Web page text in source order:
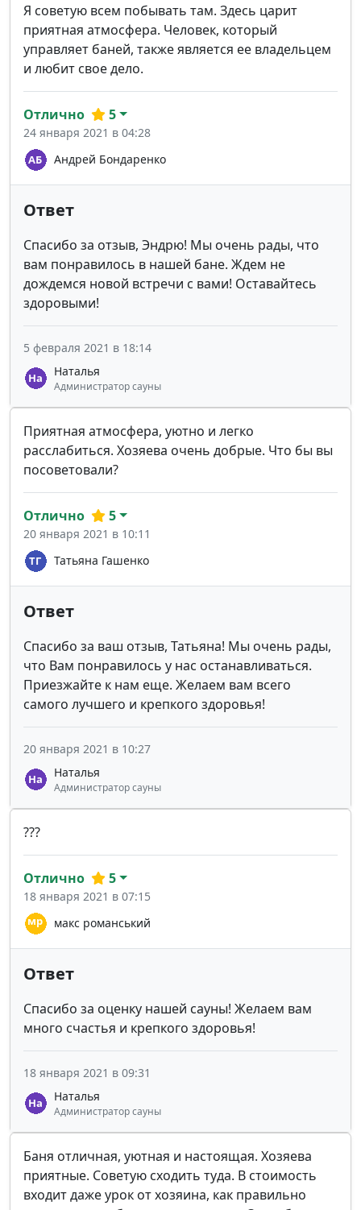
Я советую всем побывать там. Здесь царит
приятная атмосфера. Человек, который
управляет баней, также является ее владельцем
и любит свое дело.
Андрей Бондаренко
Отлично 5
24 января 2021 в 04:28
Ответ
Спасибо за отзыв, Эндрю! Мы очень рады, что
вам понравилось в нашей бане. Ждем не
дождемся новой встречи с вами! Оставайтесь
здоровыми!
Наталья
Администратор сауны
5 февраля 2021 в 18:14
Приятная атмосфера, уютно и легко
расслабиться. Хозяева очень добрые. Что бы вы
посоветовали?
Татьяна Гашенко
Отлично 5
20 января 2021 в 10:11
Ответ
Спасибо за ваш отзыв, Татьяна! Мы очень рады,
что Вам понравилось у нас останавливаться.
Приезжайте к нам еще. Желаем вам всего
самого лучшего и крепкого здоровья!
Наталья
Администратор сауны
20 января 2021 в 10:27
???
макс романський
Отлично 5
18 января 2021 в 07:15
Ответ
Спасибо за оценку нашей сауны! Желаем вам
много счастья и крепкого здоровья!
Наталья
Администратор сауны
18 января 2021 в 09:31
Баня отличная, уютная и настоящая. Хозяева
приятные. Советую сходить туда. В стоимость
входит даже урок от хозяина, как правильно